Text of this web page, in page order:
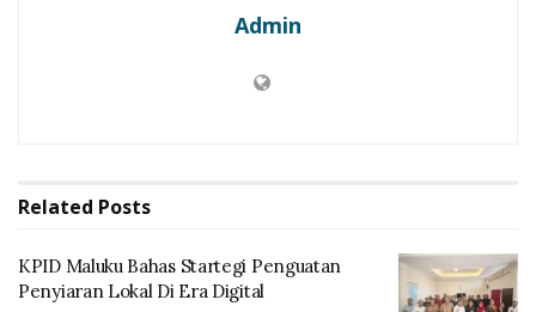
Admin
Related Posts
KPID Maluku Bahas Startegi Penguatan
Penyiaran Lokal Di Era Digital